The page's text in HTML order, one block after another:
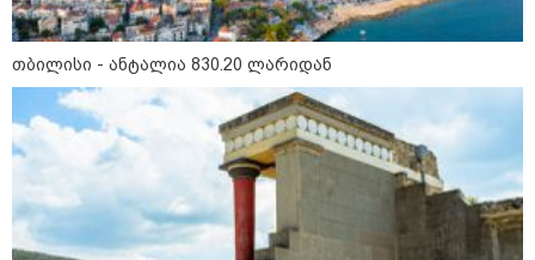
Hisense წარმოგიდგენთ გზავნილს "ინოვაციები
უკეთესი ცხოვრებისათვის" FIFA-ს 2026 წლის
მსოფლიო ჩემპიონატზე™
თბილისი - ანტალია 830.20 ლარიდან